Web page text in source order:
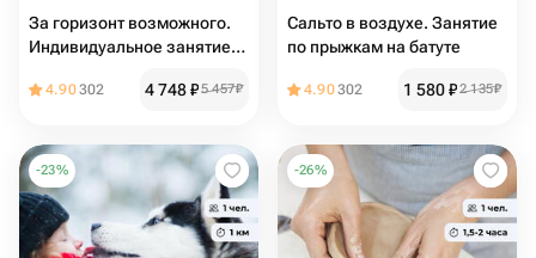
За горизонт возможного.
Индивидуальное занятие
4.90302 4 748₽5 457₽
Сальто в воздухе. Занятие
по прыжкам на батуте
4.90302 1 580₽2 135₽
-23% -26%